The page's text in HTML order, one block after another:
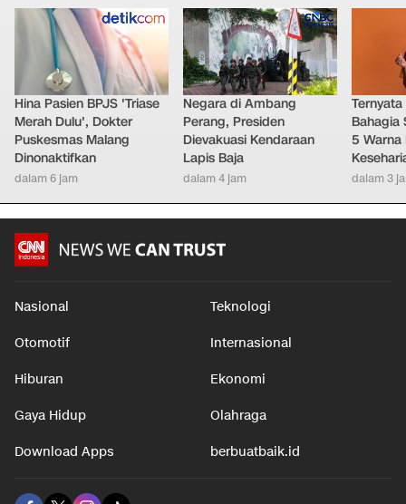
Hina Pasien BPJS 'Triase
Merah Dulu', Dokter
Puskesmas Malang
Dinonaktifkan
dalam 6 jam
Negara di Ambang
Perang, Presiden
Dievakuasi Kendaraan
Lapis Baja
dalam 4 jam
Bahagia
5
dalam 3
Nasional Teknologi
Otomotif Internasional
Hiburan Ekonomi
Gaya Hidup Olahraga
Download Apps berbuatbaik.id